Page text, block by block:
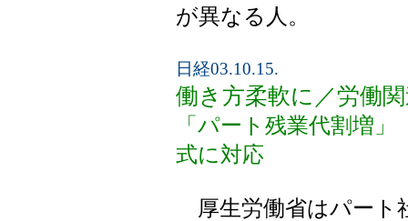
が異なる人。
日経03.10.15.
働き方柔軟に／労働
「パート残業代割増
式に対応
厚生労働省はパート